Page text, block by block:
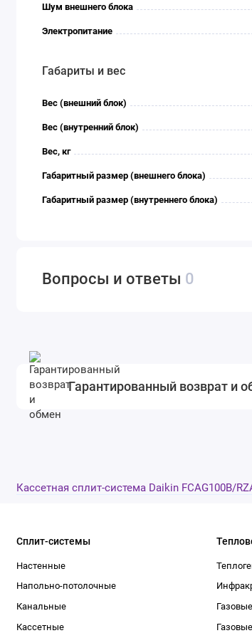
Шум внешнего блока
Электропитание
Габариты и вес
Вес (внешний блок)
Вес (внутренний блок)
Вес, кг
Габаритный размер (внешнего блока)
Габаритный размер (внутреннего блока)
Вопросы и ответы 0
Гарантированный возврат и
Кассетная сплит-система Daikin FCAG100B/
Сплит-системы
Настенные
Напольно-потолочные
Канальные
Кассетные